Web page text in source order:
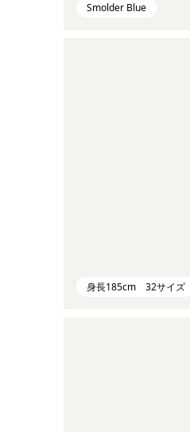
Smolder Blue
身長185cm 32サイズ